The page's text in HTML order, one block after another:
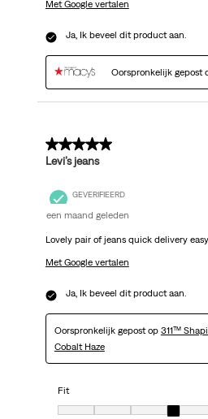
Met Google vertalen
Ja, Ik beveel dit product aan.
Oorspronkelijk gepost
5 van 5 sterren.
Levi’s jeans
GEVERIFIEERD
een maand geleden
Lovely pair of jeans quick delivery
Met Google vertalen
Ja, Ik beveel dit product aan.
Oorspronkelijk gepost op 311™
Cobalt Haze
Fit
Fit, 4 van 7, waarbij 1 gelijk is aan